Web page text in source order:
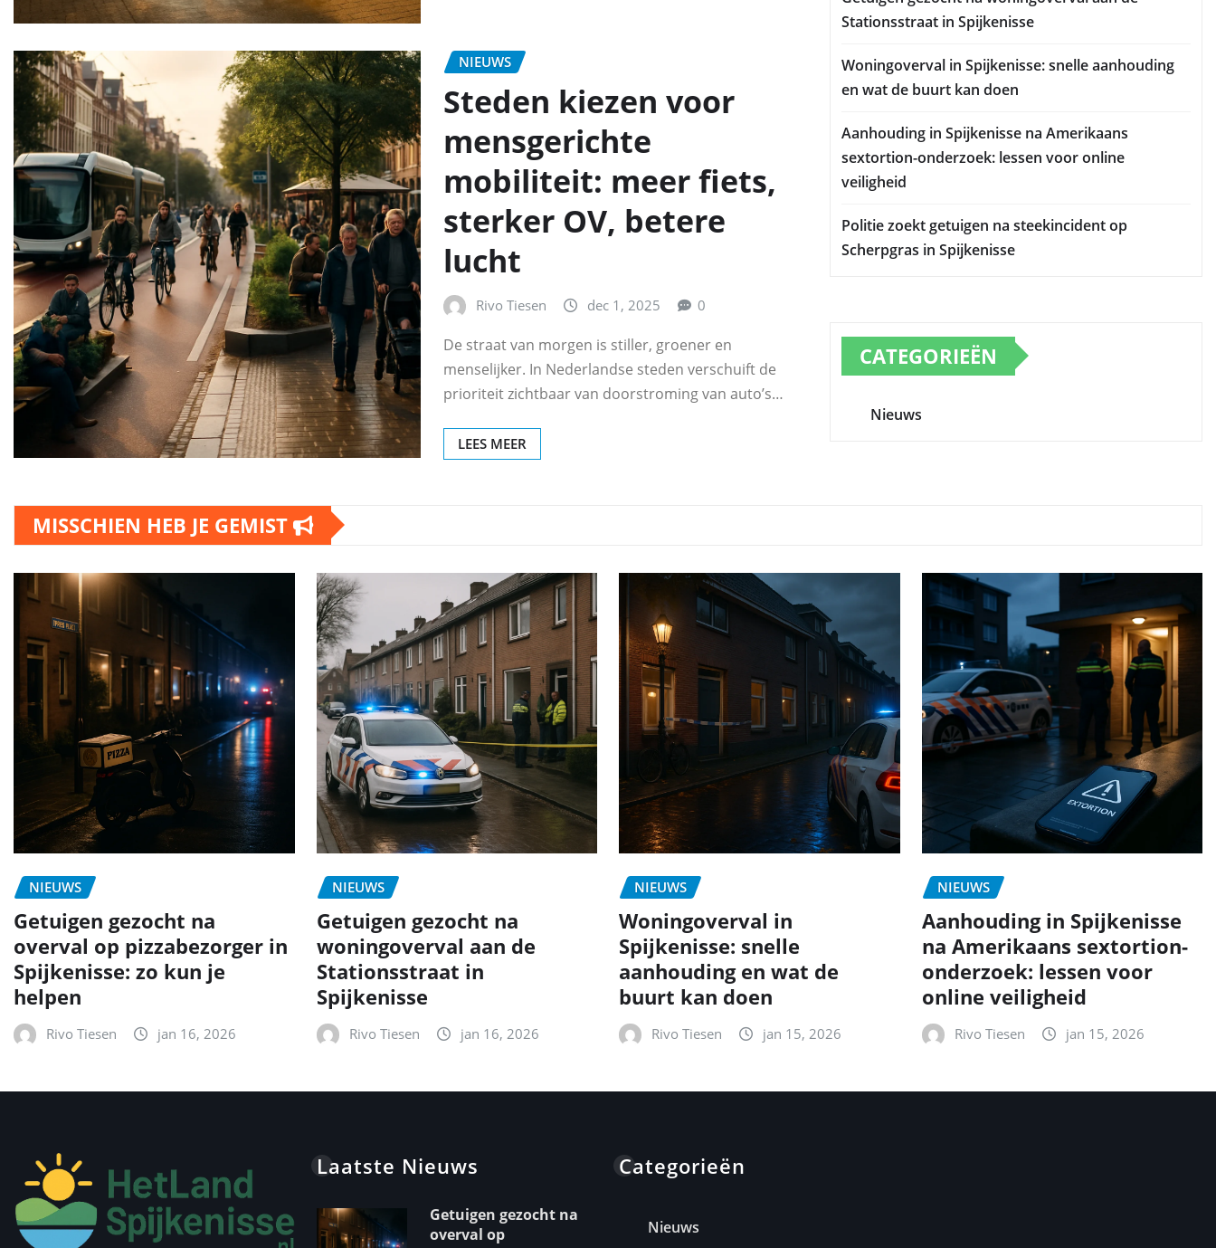
NIEUWS
Steden kiezen voor
mensgerichte
mobiliteit: meer fiets,
sterker OV, betere
lucht
Rivo Tiesen dec 1, 2025 0
De straat van morgen is stiller, groener en
menselijker. In Nederlandse steden verschuift de
prioriteit zichtbaar van doorstroming van auto’s…
LEES MEER
Stationsstraat in Spijkenisse
Woningoverval in Spijkenisse: snelle aanhouding
en wat de buurt kan doen
Aanhouding in Spijkenisse na Amerikaans
sextortion-onderzoek: lessen voor online
veiligheid
Politie zoekt getuigen na steekincident op
Scherpgras in Spijkenisse
CATEGORIEËN
Nieuws
MISSCHIEN HEB JE GEMIST
NIEUWS
Getuigen gezocht na
overval op pizzabezorger in
Spijkenisse: zo kun je
helpen
Rivo Tiesen jan 16, 2026
NIEUWS
Getuigen gezocht na
woningoverval aan de
Stationsstraat in
Spijkenisse
Rivo Tiesen jan 16, 2026
NIEUWS
Woningoverval in
Spijkenisse: snelle
aanhouding en wat de
buurt kan doen
Rivo Tiesen jan 15, 2026
NIEUWS
Aanhouding in Spijkenisse
na Amerikaans sextortion-
onderzoek: lessen voor
online veiligheid
Rivo Tiesen jan 15, 2026
Laatste Nieuws
Getuigen gezocht na
overval op
Categorieën
Nieuws